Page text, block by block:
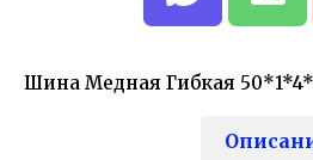
Шина Медная Гибкая